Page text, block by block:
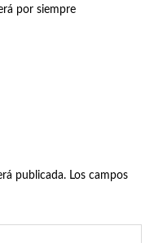
por siempre
publicada. Los campos